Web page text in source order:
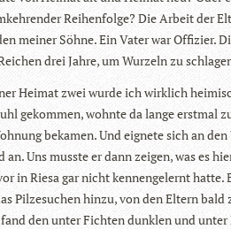
Rei­hen­folge? Die Arbeit der
mei­ner Söhne. Ein Vater war Offi­zier.
drei Jahre, um Wur­zeln zu
Hei­mat zwei wurde ich wirk­lich
gekom­men, wohnte da lange erst­mal
beka­men. Und eig­nete sich an
an. Uns musste er dann zei­gen, was es
in Riesa gar nicht ken­nen­ge­lernt hatte.
Pil­ze­su­chen hinzu, von den Eltern
den unter Fich­ten dunk­len und